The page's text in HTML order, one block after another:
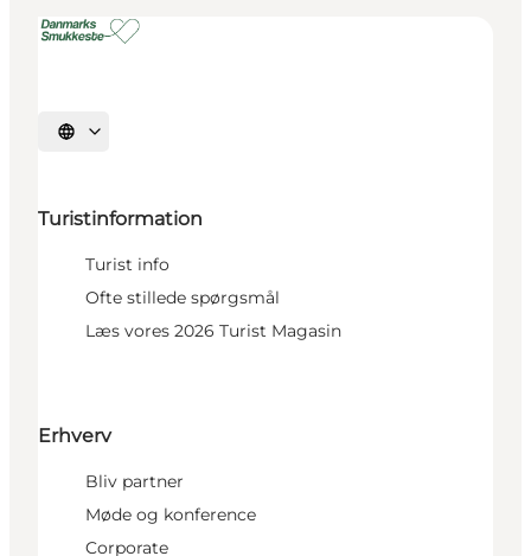
Vælg sprog
Turistinformation
Turist info
Ofte stillede spørgsmål
Læs vores 2026 Turist Magasin
Erhverv
Bliv partner
Møde og konference
Corporate